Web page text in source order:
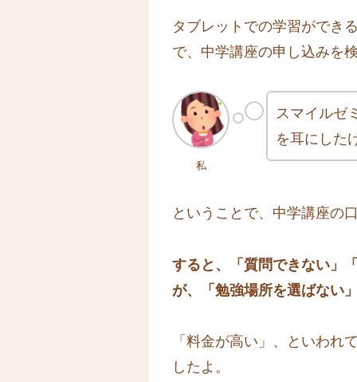
タブレットでの学習ができ
で、中学講座の申し込みを
私
スマイルゼ
を耳にした
ということで、中学講座の
すると、
「質問できない」
が、「勉強場所を選ばない
「料金が高い」、といわれ
したよ。